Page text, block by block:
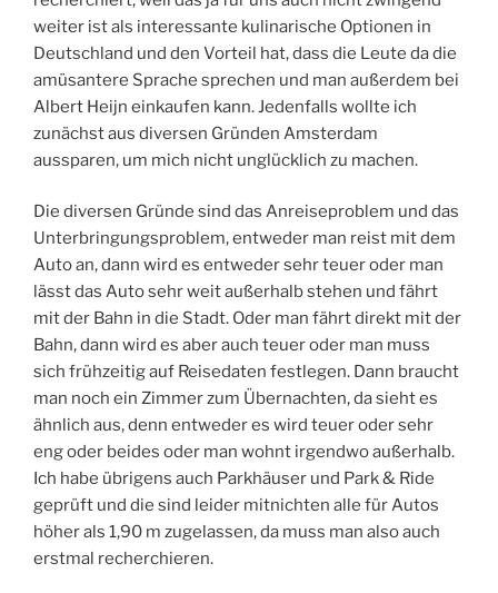
weiter ist als interessante kulinarische Optionen in
Deutschland und den Vorteil hat, dass die Leute da die
amüsantere Sprache sprechen und man außerdem bei
Albert Heijn einkaufen kann. Jedenfalls wollte ich
zunächst aus diversen Gründen Amsterdam
aussparen, um mich nicht unglücklich zu machen.
Die diversen Gründe sind das Anreiseproblem und das
Unterbringungsproblem, entweder man reist mit dem
Auto an, dann wird es entweder sehr teuer oder man
lässt das Auto sehr weit außerhalb stehen und fährt
mit der Bahn in die Stadt. Oder man fährt direkt mit der
Bahn, dann wird es aber auch teuer oder man muss
sich frühzeitig auf Reisedaten festlegen. Dann braucht
man noch ein Zimmer zum Übernachten, da sieht es
ähnlich aus, denn entweder es wird teuer oder sehr
eng oder beides oder man wohnt irgendwo außerhalb.
Ich habe übrigens auch Parkhäuser und Park & Ride
geprüft und die sind leider mitnichten alle für Autos
höher als 1,90 m zugelassen, da muss man also auch
erstmal recherchieren.